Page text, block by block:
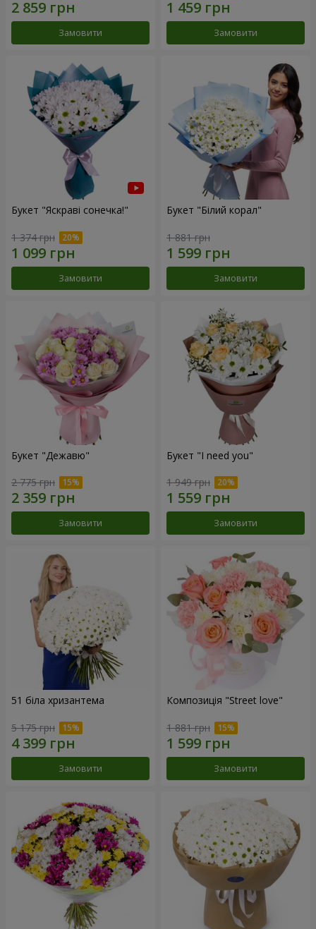
Замовити Замовити
Букет "Яскраві сонечка!"
1 374 грн
Замовити
Букет "Білий корал"
1 881 грн
Замовити
Букет "Дежавю"
2 775 грн
Замовити
Букет "I need you"
1 949 грн
Замовити
51 біла хризантема
5 175 грн
Замовити
Композиція "Street love"
1 881 грн
Замовити